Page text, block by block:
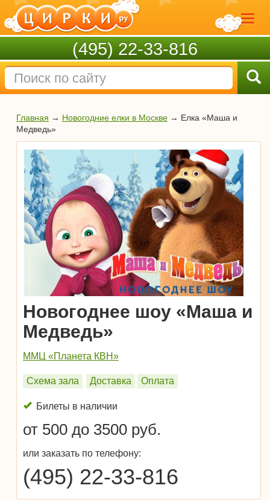
(495) 22-33-816
Главная → Новогодние елки в Москве → Елка «Маша и
Медведь»
Новогоднее шоу «Маша и
Медведь»
ММЦ «Планета КВН»
Схема зала Доставка Оплата
Билеты в наличии
от 500 до 3500 руб.
или заказать по телефону:
(495) 22-33-816